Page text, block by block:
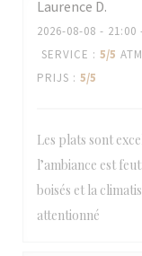
Laurence D
2026-08-08 - 21:00
SERVICE : 5/5
PRIJS : 5/5
Les plats sont
l’ambiance est
boisés et la
attentionné